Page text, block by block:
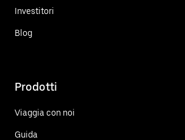
Investitori
Blog
Prodotti
Viaggia con noi
Guida